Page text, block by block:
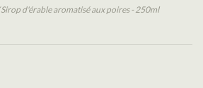
Sirop d'érable aromatisé aux poires - 250ml